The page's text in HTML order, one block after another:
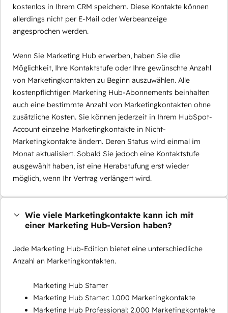
kostenlos in Ihrem CRM speichern. Diese Kontakte können
allerdings nicht per E-Mail oder Werbeanzeige
angesprochen werden.
Wenn Sie Marketing Hub erwerben, haben Sie die
Möglichkeit, Ihre Kontaktstufe oder Ihre gewünschte Anzahl
von Marketingkontakten zu Beginn auszuwählen. Alle
kostenpflichtigen Marketing Hub-Abonnements beinhalten
auch eine bestimmte Anzahl von Marketingkontakten ohne
zusätzliche Kosten. Sie können jederzeit in Ihrem HubSpot-
Account einzelne Marketingkontakte in Nicht-
Marketingkontakte ändern. Deren Status wird einmal im
Monat aktualisiert. Sobald Sie jedoch eine Kontaktstufe
ausgewählt haben, ist eine Herabstufung erst wieder
möglich, wenn Ihr Vertrag verlängert wird.
Wie viele Marketingkontakte kann ich mit
einer Marketing Hub-Version haben?
Jede Marketing Hub-Edition bietet eine unterschiedliche
Anzahl an Marketingkontakten.
Marketing Hub Starter
Marketing Hub Starter: 1.000 Marketingkontakte
Marketing Hub Professional: 2.000 Marketingkontakte